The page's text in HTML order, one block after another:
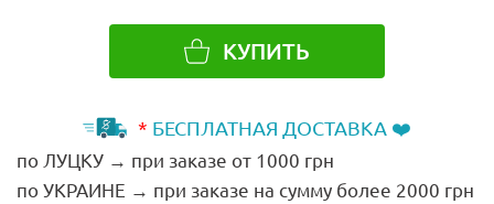
КУПИТЬ
* БЕСПЛАТНАЯ ДОСТАВКА ❤️
по ЛУЦКУ → при заказе от 1000 грн
по УКРАИНЕ → при заказе на сумму более 2000 грн